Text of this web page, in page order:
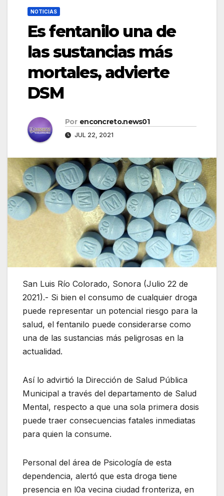
NOTICIAS
Es fentanilo una de
las sustancias más
mortales, advierte
DSM
Por enconcreto.news01
JUL 22, 2021
San Luis Río Colorado, Sonora (Julio 22 de
2021).- Si bien el consumo de cualquier droga
puede representar un potencial riesgo para la
salud, el fentanilo puede considerarse como
una de las sustancias más peligrosas en la
actualidad.
Así lo advirtió la Dirección de Salud Pública
Municipal a través del departamento de Salud
Mental, respecto a que una sola primera dosis
puede traer consecuencias fatales inmediatas
para quien la consume.
Personal del área de Psicología de esta
dependencia, alertó que esta droga tiene
presencia en l0a vecina ciudad fronteriza, en